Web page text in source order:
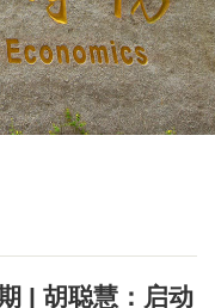
| 胡聪慧：启动